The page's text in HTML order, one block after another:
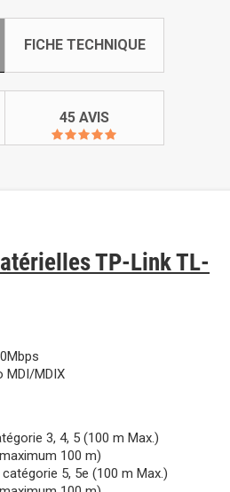
FICHE TECHNIQUE
45 AVIS
TP-Link TL-
MDIX
3, 4, 5 (100 m Max.)
100 m)
5, 5e (100 m Max.)